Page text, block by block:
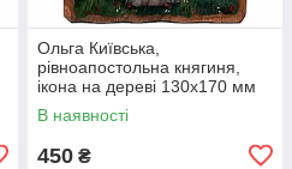
Ольга Київська,
рівноапостольна княгиня,
ікона на дереві 130х170 мм
(П-4551-1)
В наявності
450 ₴